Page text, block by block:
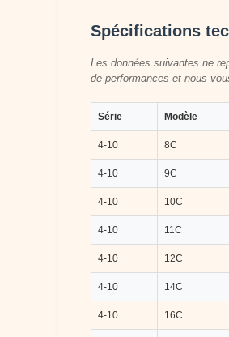
Spécifications
Les données suivantes ne
de performances et nous
Série Modèle
4-10 8C
4-10 9C
4-10 10C
4-10 11C
4-10 12C
4-10 14C
4-10 16C